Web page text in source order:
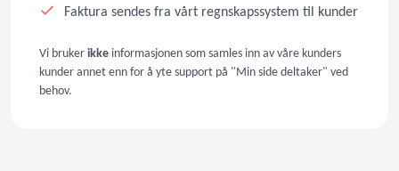
Faktura sendes fra vårt regnskapssystem til kunder
Vi bruker ikke informasjonen som samles inn av våre kunders
kunder annet enn for å yte support på "Min side deltaker" ved
behov.